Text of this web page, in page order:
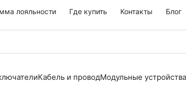
лояльности Где купить Контакты Блог
Кабель и проводМодульные устройства